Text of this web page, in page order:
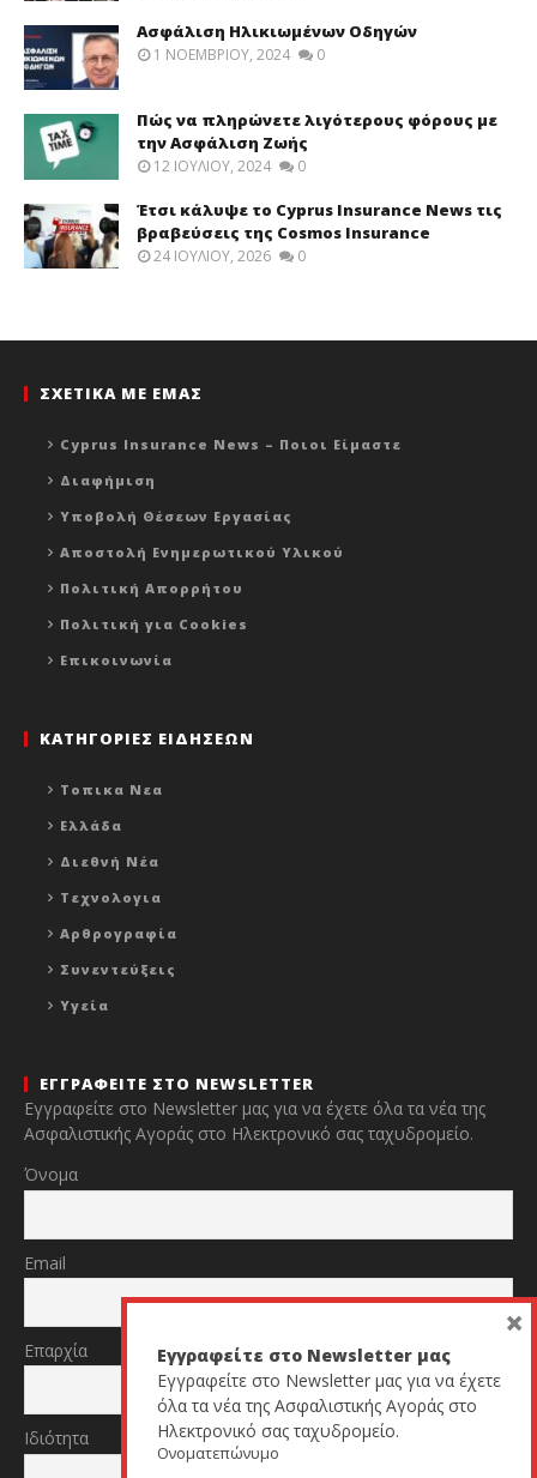
Ασφάλιση Ηλικιωμένων Οδηγών
1 ΝΟΕΜΒΡΊΟΥ, 2024 0
Πώς να πληρώνετε λιγότερους φόρους με
την Ασφάλιση Ζωής
12 ΙΟΥΛΊΟΥ, 2024 0
Έτσι κάλυψε το Cyprus Insurance News τις
βραβεύσεις της Cosmos Insurance
24 ΙΟΥΛΊΟΥ, 2026 0
ΣΧΕΤΙΚΑ ΜΕ ΕΜΑΣ
Cyprus Insurance News – Ποιοι Είμαστε
Διαφήμιση
Υποβολή Θέσεων Εργασίας
Αποστολή Ενημερωτικού Υλικού
Πολιτική Απορρήτου
Πολιτική για Cookies
Επικοινωνία
ΚΑΤΗΓΟΡΙΕΣ ΕΙΔΗΣΕΩΝ
Τοπικα Νεα
Ελλάδα
Διεθνή Νέα
Τεχνολογια
Αρθρογραφία
Συνεντεύξεις
Υγεία
ΕΓΓΡΑΦΕΙΤΕ ΣΤΟ NEWSLETTER
Εγγραφείτε στο Newsletter μας για να έχετε όλα τα νέα της
Ασφαλιστικής Αγοράς στο Ηλεκτρονικό σας ταχυδρομείο.
Όνομα
Email
Επαρχία
Ιδιότητα
Εγγραφείτε στο Newsletter μας
Εγγραφείτε στο Newsletter μας για να έχετε
όλα τα νέα της Ασφαλιστικής Αγοράς στο
Ηλεκτρονικό σας ταχυδρομείο.
Ονοματεπώνυμο
×